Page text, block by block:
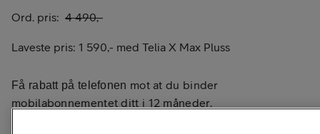
Ord. pris: 4 490,-
Laveste pris: 1 590,- med Telia X Max Pluss
Få rabatt på telefonen mot at du binder
mobilabonnementet ditt i 12 måneder.